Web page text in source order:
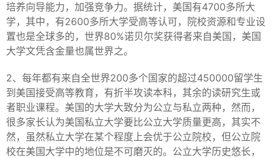
培养向导能力，加强竞争力。据统计，美国有4700多所大
学，其中，有2600多所大学受高等认可，院校资源和专业设
置也是全球多的，世界80%诺贝尔奖获得者来自美国，美国
大学文凭含金量也属世界之。
2、每年都有来自全世界200多个国家的超过450000留学生
到美国接受高等教育，有折半攻读本科，其余的读研究生或
者职业课程。美国的大学大致分为公立与私立两种，然而，
很多家长认为美国私立大学要比公立大学质量更高，其实不
然，虽然私立大学在某个程度上会优于公立院校，但公立院
校在美国大学中的地位是不可磨灭的。公立大学历史悠长，